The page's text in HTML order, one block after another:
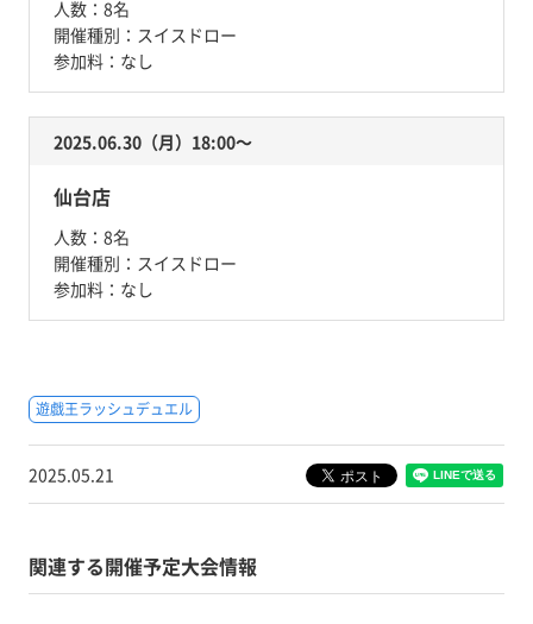
人数： 8名
開催種別： スイスドロー
参加料： なし
2025.06.30（月）18:00〜
仙台店
人数： 8名
開催種別： スイスドロー
参加料： なし
遊戯王ラッシュデュエル
2025.05.21
関連する開催予定大会情報